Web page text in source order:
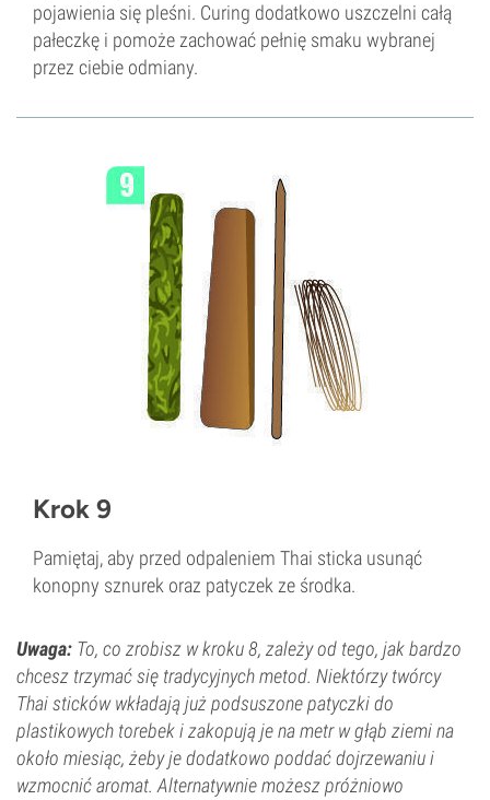
pojawienia się pleśni. Curing dodatkowo uszczelni całą
pałeczkę i pomoże zachować pełnię smaku wybranej
przez ciebie odmiany.
Krok 9
Pamiętaj, aby przed odpaleniem Thai sticka usunąć
konopny sznurek oraz patyczek ze środka.
Uwaga: To, co zrobisz w kroku 8, zależy od tego, jak bardzo
chcesz trzymać się tradycyjnych metod. Niektórzy twórcy
Thai sticków wkładają już podsuszone patyczki do
plastikowych torebek i zakopują je na metr w głąb ziemi na
około miesiąc, żeby je dodatkowo poddać dojrzewaniu i
wzmocnić aromat. Alternatywnie możesz próżniowo